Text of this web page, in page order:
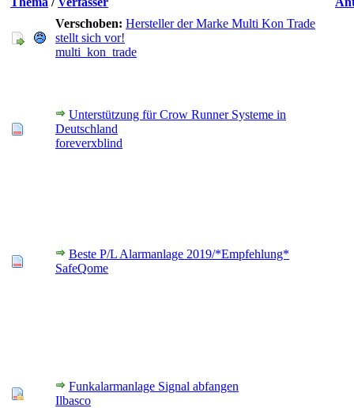
Verschoben: Hersteller der Marke Multi Kon Trade
stellt sich vor!
multi_kon_trade
Unterstützung für Crow Runner Systeme in
Deutschland
foreverxblind
Beste P/L Alarmanlage 2019/*Empfehlung*
SafeQome
Funkalarmanlage Signal abfangen
Ilbasco